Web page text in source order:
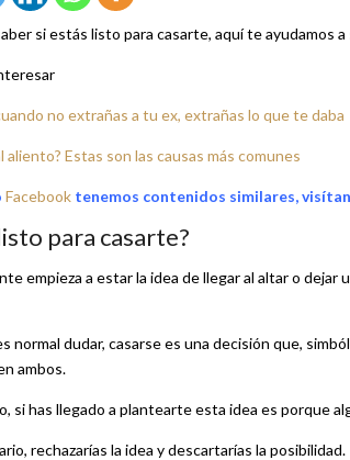
si estás listo para casarte, aquí te ayudamos
no extrañas a tu ex, extrañas lo que te daba
aliento? Estas son las causas más comunes
Facebook tenemos contenidos similares,
para casarte?
empieza a estar la idea de llegar al altar o dejar
normal dudar, casarse es una decisión que,
ambos.
si has llegado a plantearte esta idea es porque
rechazarías la idea y descartarías la posibilidad.